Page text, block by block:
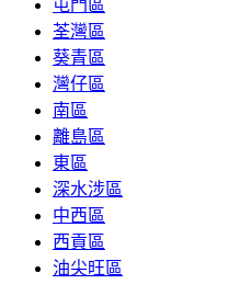
屯門區
荃灣區
葵青區
灣仔區
南區
離島區
東區
深水涉區
中西區
西貢區
油尖旺區